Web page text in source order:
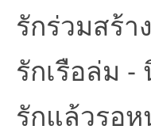
รักร่วมสร้า
รักเรือล่ม -
รักแล้วรอ